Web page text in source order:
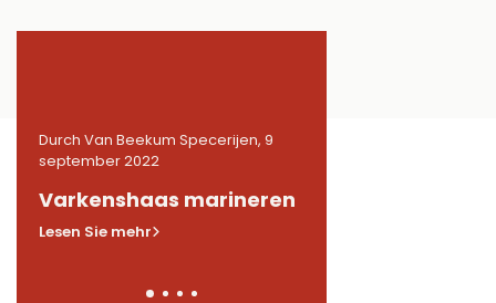
Durch Van Beekum Specerijen, 9
september 2022
Varkenshaas marineren
Lesen Sie mehr